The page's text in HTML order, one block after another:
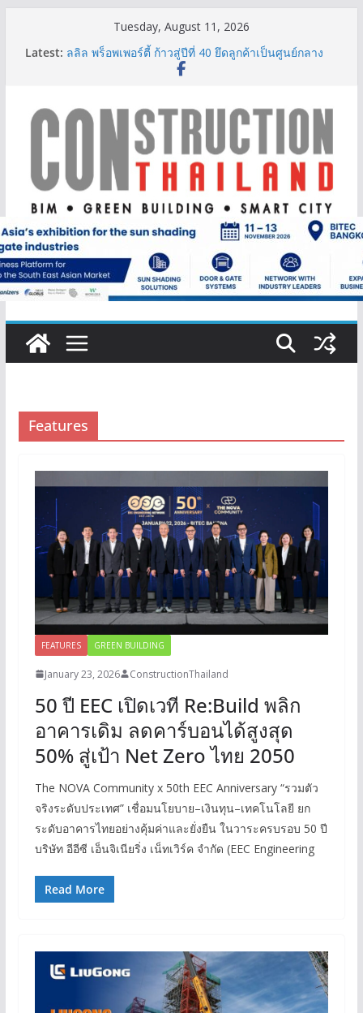
Tuesday, August 11, 2026
Latest: ลลิล พร็อพเพอร์ตี้ ก้าวสู่ปีที่ 40 ยึดลูกค้าเป็นศูนย์กลาง
เดินหน้าสร้างการเติบโตอย่างยั่งยืน
นิปปอนเพนต์ผนึก 6 พันธมิตรโมเดิร์นเทรดชั้นนำเปิดตัว
“NIPPON PAINT WORRY FREE”ยกระดับความมั่นใจ
TITLE เผยรายได้ครึ่งปีแรก’69 มากกว่า 2,000 ล้านบาท
เติบโต 377% ชี้ดีมานด์ภูเก็ตยังแกร่ง
Construction & Mining” ขับเคลื่อนอุตสาหกรรม
ก่อสร้างและเหมืองแร่สู่สังคมคาร์บอนต่ำอย่างยั่งยืน
Features
FEATURES GREEN BUILDING
January 23, 2026 ConstructionThailand
50 ปี EEC เปิดเวที Re:Build พลิก
อาคารเดิม ลดคาร์บอนได้สูงสุด
50% สู่เป้า Net Zero ไทย 2050
The NOVA Community x 50th EEC Anniversary “รวมตัว
จริงระดับประเทศ” เชื่อมนโยบาย–เงินทุน–เทคโนโลยี ยก
ระดับอาคารไทยอย่างคุ้มค่าและยั่งยืน ในวาระครบรอบ 50 ปี
บริษัท อีอีซี เอ็นจิเนียริ่ง เน็ทเวิร์ค จำกัด (EEC Engineering
Read More